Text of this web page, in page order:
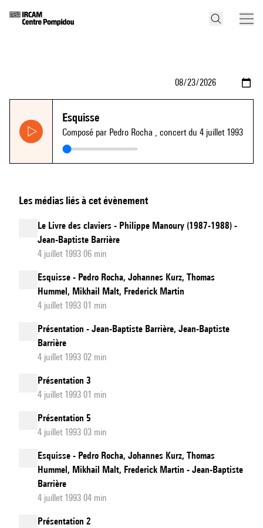
Esquisse
Composé par Pedro Rocha , concert du 4 juillet 1993
Les médias liés à cet évènement
Le Livre des claviers - Philippe Manoury (1987-1988) -
Jean-Baptiste Barrière
4 juillet 1993 06 min
Esquisse - Pedro Rocha, Johannes Kurz, Thomas
Hummel, Mikhail Malt, Frederick Martin
4 juillet 1993 01 min
Présentation - Jean-Baptiste Barrière, Jean-Baptiste
Barrière
4 juillet 1993 02 min
Présentation 3
4 juillet 1993 01 min
Présentation 5
4 juillet 1993 03 min
Esquisse - Pedro Rocha, Johannes Kurz, Thomas
Hummel, Mikhail Malt, Frederick Martin - Jean-Baptiste
Barrière
4 juillet 1993 04 min
Présentation 2